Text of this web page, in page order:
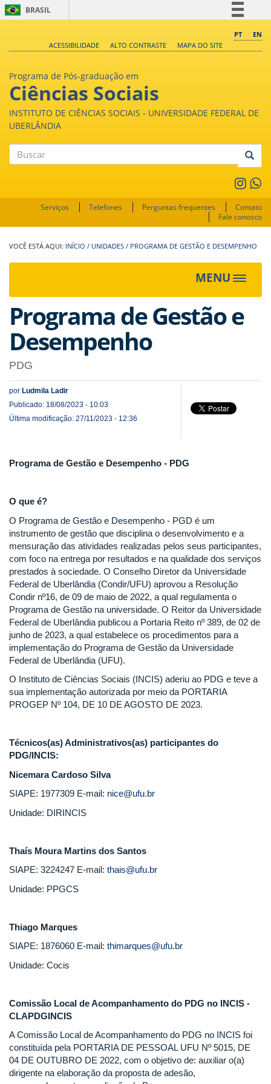
BRASIL
Comunica BR
PT
EN
ACESSIBILIDADE
ALTO CONTRASTE MAPA DO SITE
Programa de Pós-graduação em
Ciências Sociais
INSTITUTO DE CIÊNCIAS SOCIAIS - UNIVERSIDADE FEDERAL DE
UBERLÂNDIA
Serviços Telefones Perguntas frequentes
Contato
Fale conosco
INÍCIO / UNIDADES / PROGRAMA DE GESTÃO E DESEMPENHO
MENU
Toggle
Programa de Gestão e
Desempenho
PDG
por Ludmila Ladir
Publicado: 18/08/2023 - 10:03
Última modificação: 27/11/2023 - 12:36
Programa de Gestão e Desempenho - PDG
O que é?
O Programa de Gestão e Desempenho - PGD é um
instrumento de gestão que disciplina o desenvolvimento e a
mensuração das atividades realizadas pelos seus participantes,
com foco na entrega por resultados e na qualidade dos serviços
prestados à sociedade. O Conselho Diretor da Universidade
Federal de Uberlândia (Condir/UFU) aprovou a Resolução
Condir nº16, de 09 de maio de 2022, a qual regulamenta o
Programa de Gestão na universidade. O Reitor da Universidade
Federal de Uberlândia publicou a Portaria Reito nº 389, de 02 de
junho de 2023, a qual estabelece os procedimentos para a
implementação do Programa de Gestão da Universidade
Federal de Uberlândia (UFU).
O Instituto de Ciências Sociais (INCIS) aderiu ao PDG e teve a
sua implementação autorizada por meio da PORTARIA
PROGEP Nº 104, DE 10 DE AGOSTO DE 2023.
Técnicos(as) Administrativos(as) participantes do
PDG/INCIS:
Nicemara Cardoso Silva
SIAPE: 1977309 E-mail: nice@ufu.br
Unidade: DIRINCIS
Thaís Moura Martins dos Santos
SIAPE: 3224247 E-mail: thais@ufu.br
Unidade: PPGCS
Thiago Marques
SIAPE: 1876060 E-mail: thimarques@ufu.br
Unidade: Cocis
Comissão Local de Acompanhamento do PDG no INCIS -
CLAPDGINCIS
A Comissão Local de Acompanhamento do PDG no INCIS foi
constituída pela PORTARIA DE PESSOAL UFU Nº 5015, DE
04 DE OUTUBRO DE 2022, com o objetivo de: auxiliar o(a)
dirigente na elaboração da proposta de adesão,